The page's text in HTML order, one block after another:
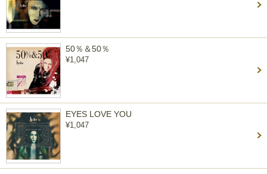
50％＆50％
¥1,047
EYES LOVE YOU
¥1,047